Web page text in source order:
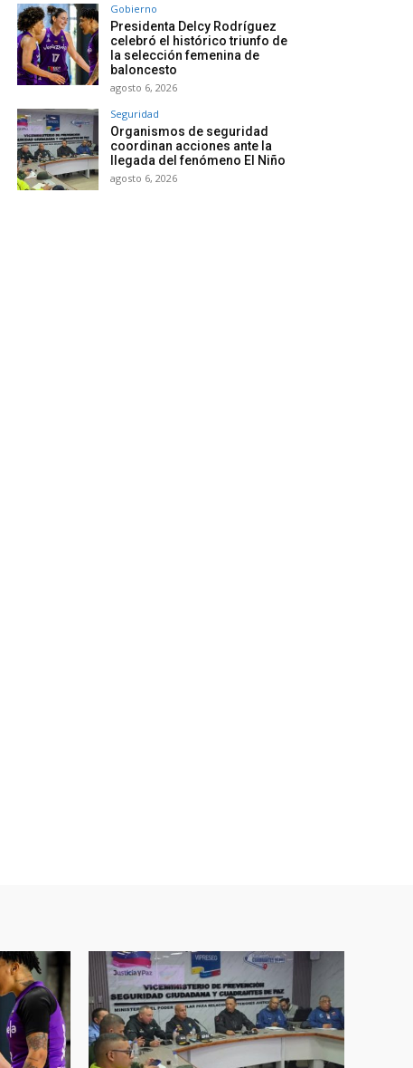
Gobierno
Presidenta Delcy Rodríguez
celebró el histórico triunfo de
la selección femenina de
baloncesto
agosto 6, 2026
Seguridad
Organismos de seguridad
coordinan acciones ante la
llegada del fenómeno El Niño
agosto 6, 2026